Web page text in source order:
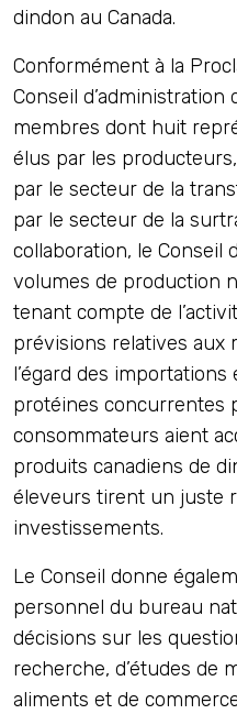
dindon au Canada.
Conformément à la
Conseil d’administration
membres dont huit
élus par les
par le secteur de la
par le secteur de la
collaboration, le Conseil
volumes de production
tenant compte de
prévisions relatives aux
l’égard des
protéines concurrentes
consommateurs aient
produits canadiens de
éleveurs tirent un juste
investissements.
Le Conseil donne
personnel du bureau
décisions sur les
recherche, d’études de
aliments et de